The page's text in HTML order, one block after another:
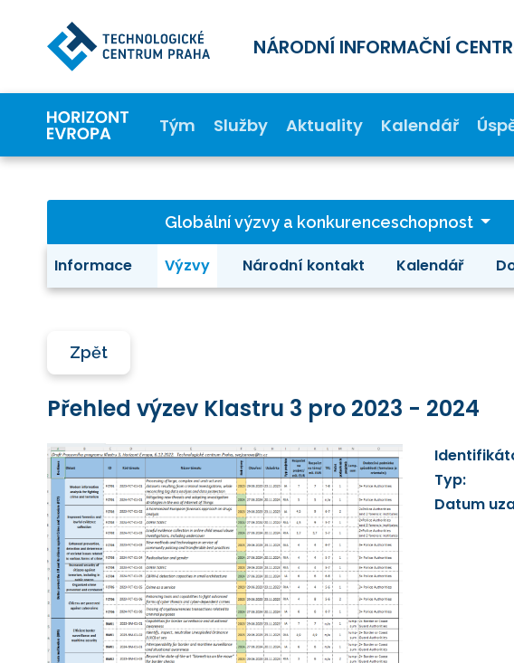
NÁRODNÍ INFORMAČNÍ
Tým Služby Aktuality Kalendář
Globální výzvy a konkurenceschopnost
Informace Výzvy Národní kontakt Kalendář
Zpět
Přehled výzev Klastru 3 pro 2023 - 2024
Typ:
Datum